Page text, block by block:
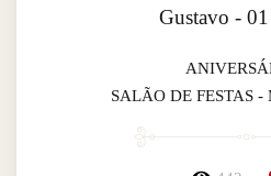
Gustavo -
SALÃO DE FESTAS -